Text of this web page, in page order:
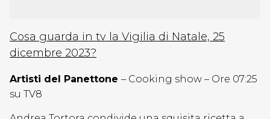
Cosa guarda in tv la Vigilia di Natale, 25
dicembre 2023?
Artisti del Panettone – Cooking show – Ore 07:25
su TV8